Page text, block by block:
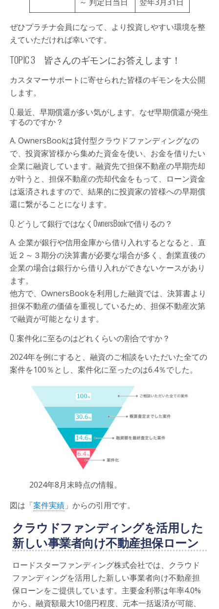
ぜひプラチナ会員になって、より投資しやすい環境を整
えていただければ幸いです。
TOPIC 3 皆さんのギモンにお答えします！
カスタマーサポートに寄せられた皆様のギモンを大公開
します。
Q. 最近、早期償還が多い気がします。なぜ早期償還が発生
するのですか？
A. OwnersBookは貸付型クラウドファンディングなの
で、投資家皆様から集めた資金を使い、お金を借りたい
企業に融資しています。融資先で担保不動産の早期売却
が叶うと、担保不動産の売却代金をもって、ローン資金
は返済されますので、結果的に投資家の皆様への早期償
還に繋がることになります。
Q. どうして銀行ではなくOwnersBookで借りるの？
A. 企業が銀行や信用金庫から借り入れするとなると、直
近２～３期分の決算書が必要な場合が多く、創業直後の
企業の場合は銀行から借り入れができないケースがあり
ます。
他方で、OwnersBookを利用した融資では、決算書より
担保不動産の価値を重視しているため、担保不動産次第
で融資が可能となります。
Q. 案件化に至るのはどれくらいの割合ですか？
2024年を例にすると、融資のご相談をいただいた全ての
案件を100％とし、案件化に至ったのは6.4％でした。
2024年8月末時点の情報。
図は「案件実績 」からの引用です。
クラウドファンディングを活用した
新しい事業者向け不動産担保ローン
ロードスターファンディング株式会社では、クラウド
ファンディングを活用した新しい事業者向け不動産担
保ローンをご提供しています。主要金利帯は年率4.0%
から、融資額最大10億円程度、元本一括返済が可能、